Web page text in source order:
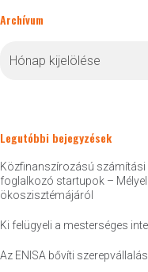
Archívum
Legutóbbi bejegyzések
Közfinanszírozású számítási
foglalkozó startupok –
ökoszisztémájáról
Ki felügyeli a mesterséges
Az ENISA bővíti